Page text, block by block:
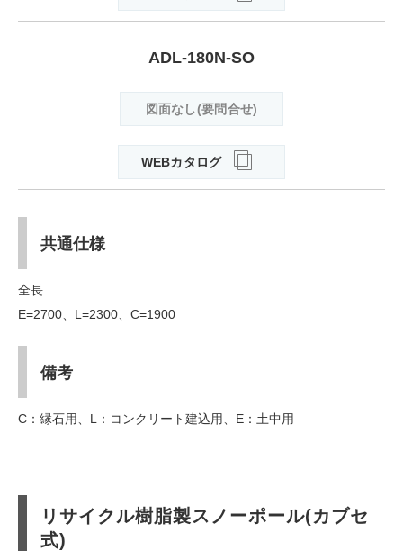
ADL-180N-SO
図面なし(要問合せ)
WEBカタログ
共通仕様
全長
E=2700、L=2300、C=1900
備考
C：縁石用、L：コンクリート建込用、E：土中用
リサイクル樹脂製スノーポール(カブセ
式)